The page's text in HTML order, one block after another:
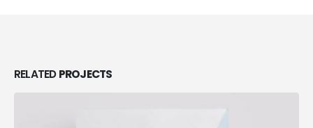
RELATEDPROJECTS